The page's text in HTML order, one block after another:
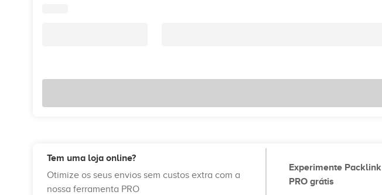
Tem uma loja online?
Otimize os seus envios sem custos extra com a
nossa ferramenta PRO
Experimente Packlink
PRO grátis